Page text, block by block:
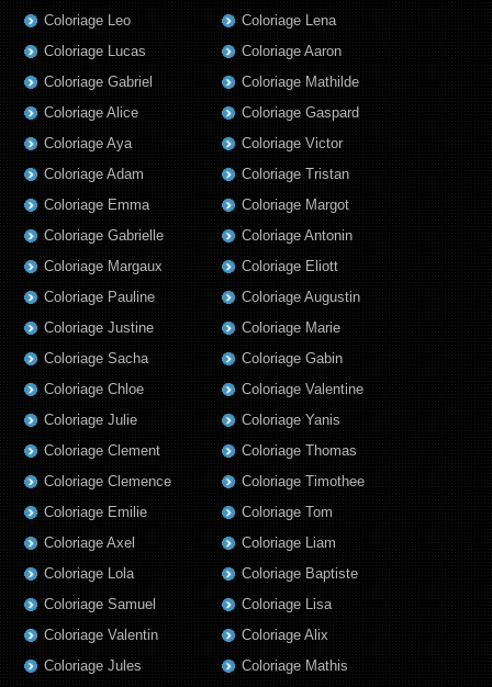
Coloriage Leo
Coloriage Lucas
Coloriage Gabriel
Coloriage Alice
Coloriage Aya
Coloriage Adam
Coloriage Emma
Coloriage Gabrielle
Coloriage Lena
Coloriage Aaron
Coloriage Mathilde
Coloriage Gaspard
Coloriage Victor
Coloriage Tristan
Coloriage Margot
Coloriage Antonin
Coloriage Margaux
Coloriage Pauline
Coloriage Justine
Coloriage Sacha
Coloriage Chloe
Coloriage Julie
Coloriage Clement
Coloriage Clemence
Coloriage Emilie
Coloriage Axel
Coloriage Lola
Coloriage Samuel
Coloriage Valentin
Coloriage Jules
Coloriage Eliott
Coloriage Augustin
Coloriage Marie
Coloriage Gabin
Coloriage Valentine
Coloriage Yanis
Coloriage Thomas
Coloriage Timothee
Coloriage Tom
Coloriage Liam
Coloriage Baptiste
Coloriage Lisa
Coloriage Alix
Coloriage Mathis